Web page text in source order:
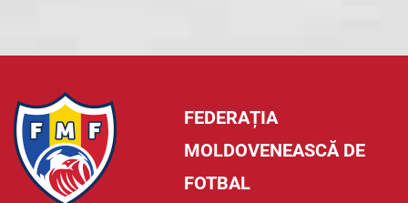
FEDERAȚIA
MOLDOVENEASCĂ DE
FOTBAL